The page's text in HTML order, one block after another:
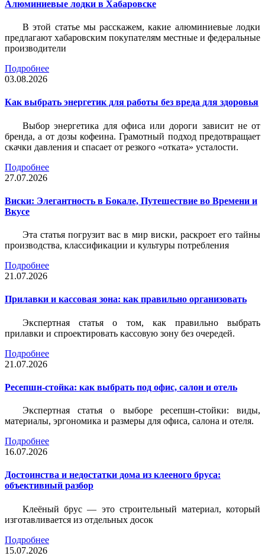
Алюминиевые лодки в Хабаровске
В этой статье мы расскажем, какие алюминиевые лодки
предлагают хабаровским покупателям местные и федеральные
производители
Подробнее
03.08.2026
Как выбрать энергетик для работы без вреда для здоровья
Выбор энергетика для офиса или дороги зависит не от
бренда, а от дозы кофеина. Грамотный подход предотвращает
скачки давления и спасает от резкого «отката» усталости.
Подробнее
27.07.2026
Виски: Элегантность в Бокале, Путешествие во Времени и
Вкусе
Эта статья погрузит вас в мир виски, раскроет его тайны
производства, классификации и культуры потребления
Подробнее
21.07.2026
Прилавки и кассовая зона: как правильно организовать
Экспертная статья о том, как правильно выбрать
прилавки и спроектировать кассовую зону без очередей.
Подробнее
21.07.2026
Ресепшн-стойка: как выбрать под офис, салон и отель
Экспертная статья о выборе ресепшн-стойки: виды,
материалы, эргономика и размеры для офиса, салона и отеля.
Подробнее
16.07.2026
Достоинства и недостатки дома из клееного бруса:
объективный разбор
Клеёный брус — это строительный материал, который
изготавливается из отдельных досок
Подробнее
15.07.2026